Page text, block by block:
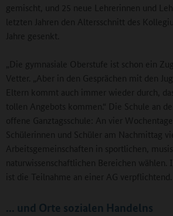
gemischt, und 25 neue Lehrerinnen und
letzten Jahren den Altersschnitt des
Jahre gesenkt.
„Die gymnasiale Oberstufe ist schon ein
Vetter. „Aber in den Gesprächen mit den
Eltern kommt auch immer wieder durch,
tollen Angebots kommen.“ Die Schule an
offene Ganztagsschule: An vier
Schülerinnen und Schüler am Nachmittag
Arbeitsgemeinschaften in sportlichen,
naturwissenschaftlichen Bereichen wählen.
ist die Teilnahme an einer AG verpflichtend.
... und Orte sozialen Handelns